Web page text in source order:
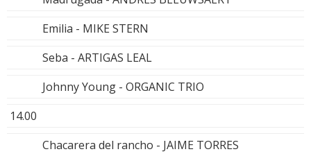
Emilia - MIKE STERN
Seba - ARTIGAS LEAL
Johnny Young - ORGANIC TRIO
14.00
Chacarera del rancho - JAIME TORRES